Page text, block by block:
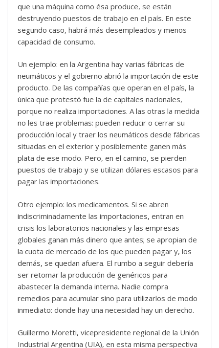
que una máquina como ésa produce, se están
destruyendo puestos de trabajo en el país. En este
segundo caso, habrá más desempleados y menos
capacidad de consumo.
Un ejemplo: en la Argentina hay varias fábricas de
neumáticos y el gobierno abrió la importación de este
producto. De las compañías que operan en el país, la
única que protestó fue la de capitales nacionales,
porque no realiza importaciones. A las otras la medida
no les trae problemas: pueden reducir o cerrar su
producción local y traer los neumáticos desde fábricas
situadas en el exterior y posiblemente ganen más
plata de ese modo. Pero, en el camino, se pierden
puestos de trabajo y se utilizan dólares escasos para
pagar las importaciones.
Otro ejemplo: los medicamentos. Si se abren
indiscriminadamente las importaciones, entran en
crisis los laboratorios nacionales y las empresas
globales ganan más dinero que antes; se apropian de
la cuota de mercado de los que pueden pagar y, los
demás, se quedan afuera. El rumbo a seguir debería
ser retomar la producción de genéricos para
abastecer la demanda interna. Nadie compra
remedios para acumular sino para utilizarlos de modo
inmediato: donde hay una necesidad hay un derecho.
Guillermo Moretti, vicepresidente regional de la Unión
Industrial Argentina (UIA), en esta misma perspectiva